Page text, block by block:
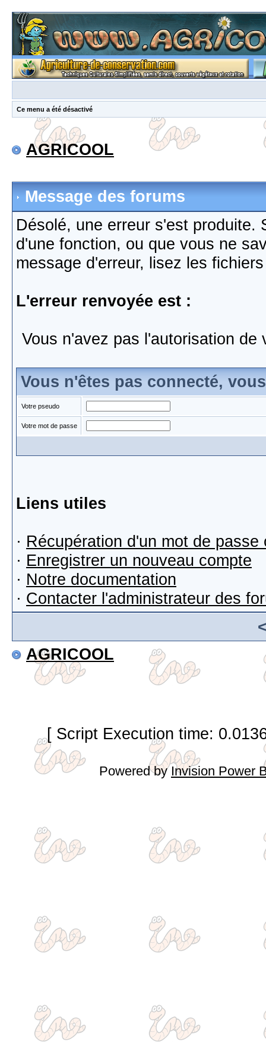
Ce menu a été désactivé
AGRICOOL
Message des forums
Désolé, une erreur s'est produite.
d'une fonction, ou que vous ne
message d'erreur, lisez les
L'erreur renvoyée est :
Vous n'avez pas l'autorisation de
Vous n'êtes pas connecté,
Votre pseudo
Votre mot de passe
Liens utiles
· Récupération d'un mot de passe
· Enregistrer un nouveau compte
· Notre documentation
· Contacter l'administrateur des
AGRICOOL
[ Script Execution time:
Powered byInvision Power